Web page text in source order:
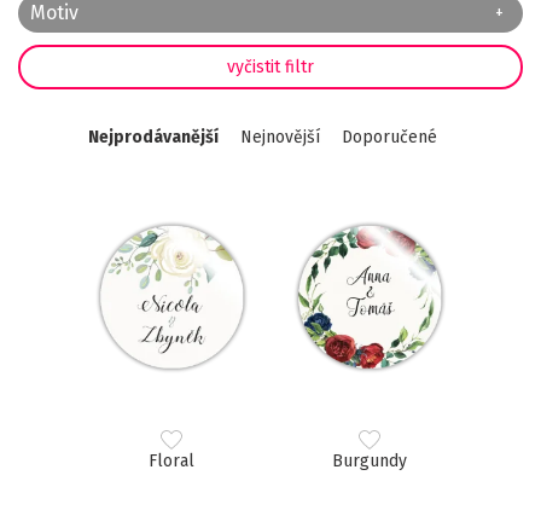
Motiv
Nejprodávanější Nejnovější Doporučené
Floral Burgundy